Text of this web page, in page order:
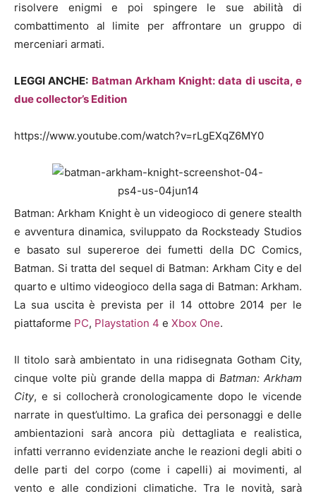
risolvere enigmi e poi spingere le sue abilità di
combattimento al limite per affrontare un gruppo di
merceniari armati.
LEGGI ANCHE: Batman Arkham Knight: data di uscita, e
due collector’s Edition
https://www.youtube.com/watch?v=rLgEXqZ6MY0
Batman: Arkham Knight è un videogioco di genere stealth
e avventura dinamica, sviluppato da Rocksteady Studios
e basato sul supereroe dei fumetti della DC Comics,
Batman. Si tratta del sequel di Batman: Arkham City e del
quarto e ultimo videogioco della saga di Batman: Arkham.
La sua uscita è prevista per il 14 ottobre 2014 per le
piattaforme PC, Playstation 4 e Xbox One.
Il titolo sarà ambientato in una ridisegnata Gotham City,
cinque volte più grande della mappa di Batman: Arkham
City, e si collocherà cronologicamente dopo le vicende
narrate in quest’ultimo. La grafica dei personaggi e delle
ambientazioni sarà ancora più dettagliata e realistica,
infatti verranno evidenziate anche le reazioni degli abiti o
delle parti del corpo (come i capelli) ai movimenti, al
vento e alle condizioni climatiche. Tra le novità, sarà